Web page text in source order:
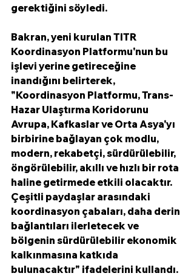
gerektiğini söyledi.
Bakran, yeni kurulan TITR
Koordinasyon Platformu'nun bu
işlevi yerine getireceğine
inandığını belirterek,
"Koordinasyon Platformu, Trans-
Hazar Ulaştırma Koridorunu
Avrupa, Kafkaslar ve Orta Asya'yı
birbirine bağlayan çok modlu,
modern, rekabetçi, sürdürülebilir,
öngörülebilir, akıllı ve hızlı bir rota
haline getirmede etkili olacaktır.
Çeşitli paydaşlar arasındaki
koordinasyon çabaları, daha derin
bağlantıları ilerletecek ve
bölgenin sürdürülebilir ekonomik
kalkınmasına katkıda
bulunacaktır" ifadelerini kullandı.